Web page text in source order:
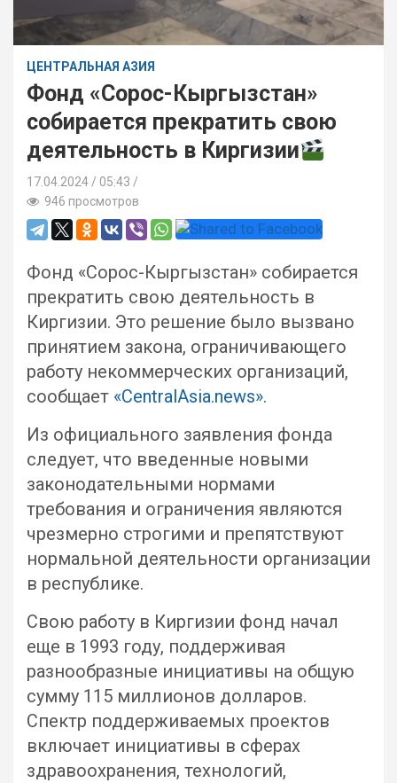
ЦЕНТРАЛЬНАЯ АЗИЯ
Фонд «Сорос-Кыргызстан»
собирается прекратить свою
деятельность в Киргизии
17.04.2024
05:43 /
946 просмотров
Фонд «Сорос-Кыргызстан» собирается
прекратить свою деятельность в
Киргизии. Это решение было вызвано
принятием закона, ограничивающего
работу некоммерческих организаций,
сообщает «CentralAsia.news».
Из официального заявления фонда
следует, что введенные новыми
законодательными нормами
требования и ограничения являются
чрезмерно строгими и препятствуют
нормальной деятельности организации
в республике.
Свою работу в Киргизии фонд начал
еще в 1993 году, поддерживая
разнообразные инициативы на общую
сумму 115 миллионов долларов.
Спектр поддерживаемых проектов
включает инициативы в сферах
здравоохранения, технологий,